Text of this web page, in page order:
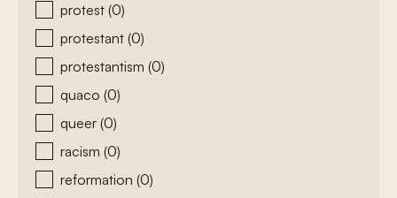
protest (0)
protestant (0)
protestantism (0)
quaco (0)
queer (0)
racism (0)
reformation (0)